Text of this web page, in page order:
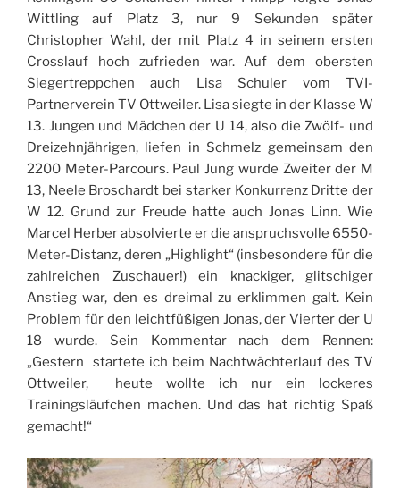
Wittling auf Platz 3, nur 9 Sekunden später
Christopher Wahl, der mit Platz 4 in seinem ersten
Crosslauf hoch zufrieden war. Auf dem obersten
Siegertreppchen auch Lisa Schuler vom TVI-
Partnerverein TV Ottweiler. Lisa siegte in der Klasse W
13. Jungen und Mädchen der U 14, also die Zwölf- und
Dreizehnjährigen, liefen in Schmelz gemeinsam den
2200 Meter-Parcours. Paul Jung wurde Zweiter der M
13, Neele Broschardt bei starker Konkurrenz Dritte der
W 12. Grund zur Freude hatte auch Jonas Linn. Wie
Marcel Herber absolvierte er die anspruchsvolle 6550-
Meter-Distanz, deren „Highlight“ (insbesondere für die
zahlreichen Zuschauer!) ein knackiger, glitschiger
Anstieg war, den es dreimal zu erklimmen galt. Kein
Problem für den leichtfüßigen Jonas, der Vierter der U
18 wurde. Sein Kommentar nach dem Rennen:
„Gestern startete ich beim Nachtwächterlauf des TV
Ottweiler, heute wollte ich nur ein lockeres
Trainingsläufchen machen. Und das hat richtig Spaß
gemacht!“